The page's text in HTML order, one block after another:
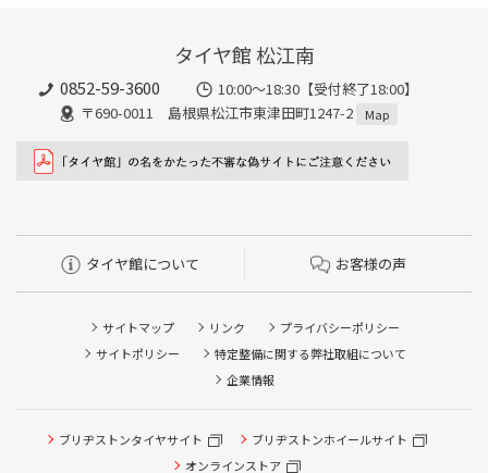
タイヤ点検・安全点検/タイヤ履き替え/オイル交換/その他
ピット作業の予約
タイヤ館 松江南
0852-59-3600
10:00～18:30【受付終了18:00】
〒690-0011 島根県松江市東津田町1247-2
Map
タイヤ館について お客様の声
サイトマップ リンク
プライバシーポリシー
サイトポリシー
特定整備に関する弊社取組について
企業情報
ブリヂストンタイヤサイト
ブリヂストンホイールサイト
オンラインストア
タイヤ点検・安全点検/タイヤ履き替え/オイル交換/その他
ピット作業の予約